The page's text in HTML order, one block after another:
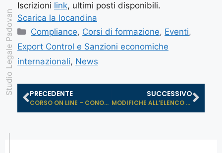
Studio Legale Padovan
Iscrizioni link, ultimi posti disponibili.
Scarica la locandina
Compliance, Corsi di formazione, Eventi,
Export Control e Sanzioni economiche
internazionali, News
PRECEDENTE
CORSO ON LINE – CONOSCERE IL MEDI...
SUCCESSIVO
MODIFICHE ALL’ELENCO DEI PAESI TE...